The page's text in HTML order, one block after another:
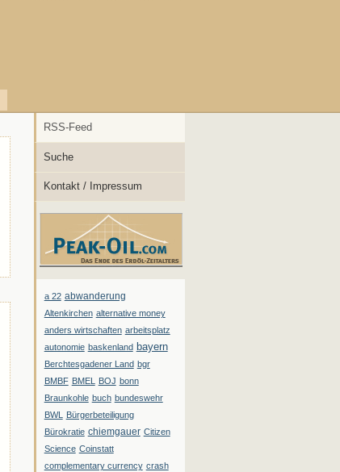
RSS-Feed
Suche
Kontakt / Impressum
a 22 abwanderung
Altenkirchen alternative money
anders wirtschaften arbeitsplatz
autonomie baskenland bayern
Berchtesgadener Land bgr
BMBF BMEL BOJ bonn
Braunkohle buch bundeswehr
BWL Bürgerbeteiligung
Bürokratie chiemgauer Citizen
Science Coinstatt
complementary currency crash